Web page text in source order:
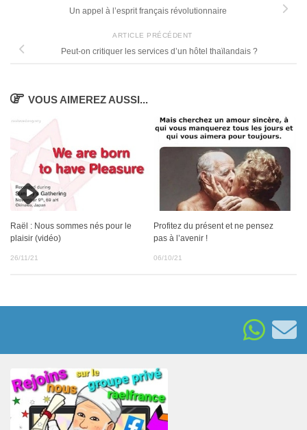
Un appel à l’esprit français révolutionnaire
ARTICLE PRÉCÉDENT
Peut-on critiquer les services d’un hôtel thaïlandais ?
VOUS AIMEREZ AUSSI...
Raël : Nous sommes nés pour le
plaisir (vidéo)
26/11/21
Profitez du présent et ne pensez
pas à l’avenir !
06/10/21